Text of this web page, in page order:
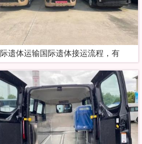
遗体运输国际遗体接运流程，有